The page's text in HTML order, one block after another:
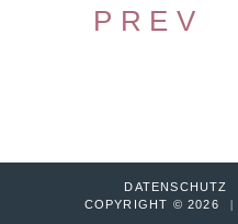
PREV
DATENSCHUTZ
COPYRIGHT © 2026
|